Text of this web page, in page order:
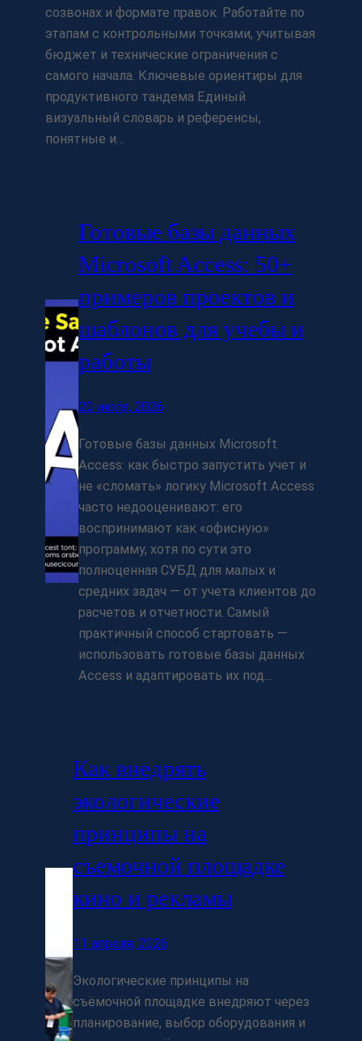
созвонах и формате правок. Работайте по
этапам с контрольными точками, учитывая
бюджет и технические ограничения с
самого начала. Ключевые ориентиры для
продуктивного тандема Единый
визуальный словарь и референсы,
понятные и…
Готовые базы данных
Microsoft Access: 50+
примеров проектов и
шаблонов для учебы и
работы
20 июля, 2026
Готовые базы данных Microsoft
Access: как быстро запустить учет и
не «сломать» логику Microsoft Access
часто недооценивают: его
воспринимают как «офисную»
программу, хотя по сути это
полноценная СУБД для малых и
средних задач — от учета клиентов до
расчетов и отчетности. Самый
практичный способ стартовать —
использовать готовые базы данных
Access и адаптировать их под…
Как внедрять
экологические
принципы на
съемочной площадке
кино и рекламы
11 апреля, 2026
Экологические принципы на
съёмочной площадке внедряют через
планирование, выбор оборудования и